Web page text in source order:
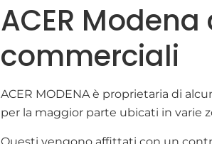
ACER
commerciali
ACER MODENA è proprietaria di
per la maggior parte ubicati in varie